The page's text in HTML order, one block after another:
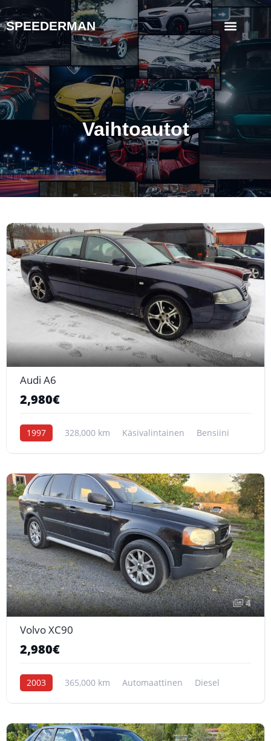
SPEEDERMAN
Vaihtoautot
6
Audi A6
2,980€
1997 328,000 km Käsivalintainen Bensiini
4
Volvo XC90
2,980€
2003 365,000 km Automaattinen Diesel